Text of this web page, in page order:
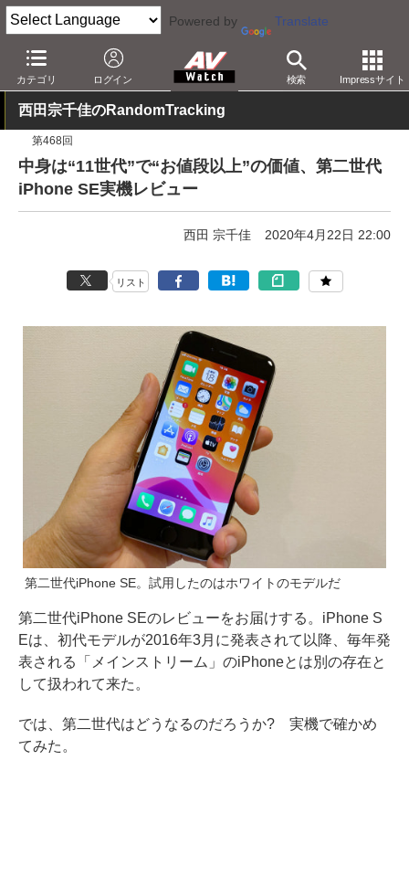
Powered by Translate
カテゴリ ログイン 検索 Impressサイト
AV Watch 製品 スマートフォン iPhone
西田宗千佳のRandomTracking
第468回
中身は“11世代”で“お値段以上”の価値、第二世代
iPhone SE実機レビュー
西田 宗千佳 2020年4月22日 22:00
リスト
第二世代iPhone SE。試用したのはホワイトのモデルだ
第二世代iPhone SEのレビューをお届けする。iPhone S
Eは、初代モデルが2016年3月に発表されて以降、毎年発
表される「メインストリーム」のiPhoneとは別の存在と
して扱われて来た。
では、第二世代はどうなるのだろうか? 実機で確かめ
てみた。